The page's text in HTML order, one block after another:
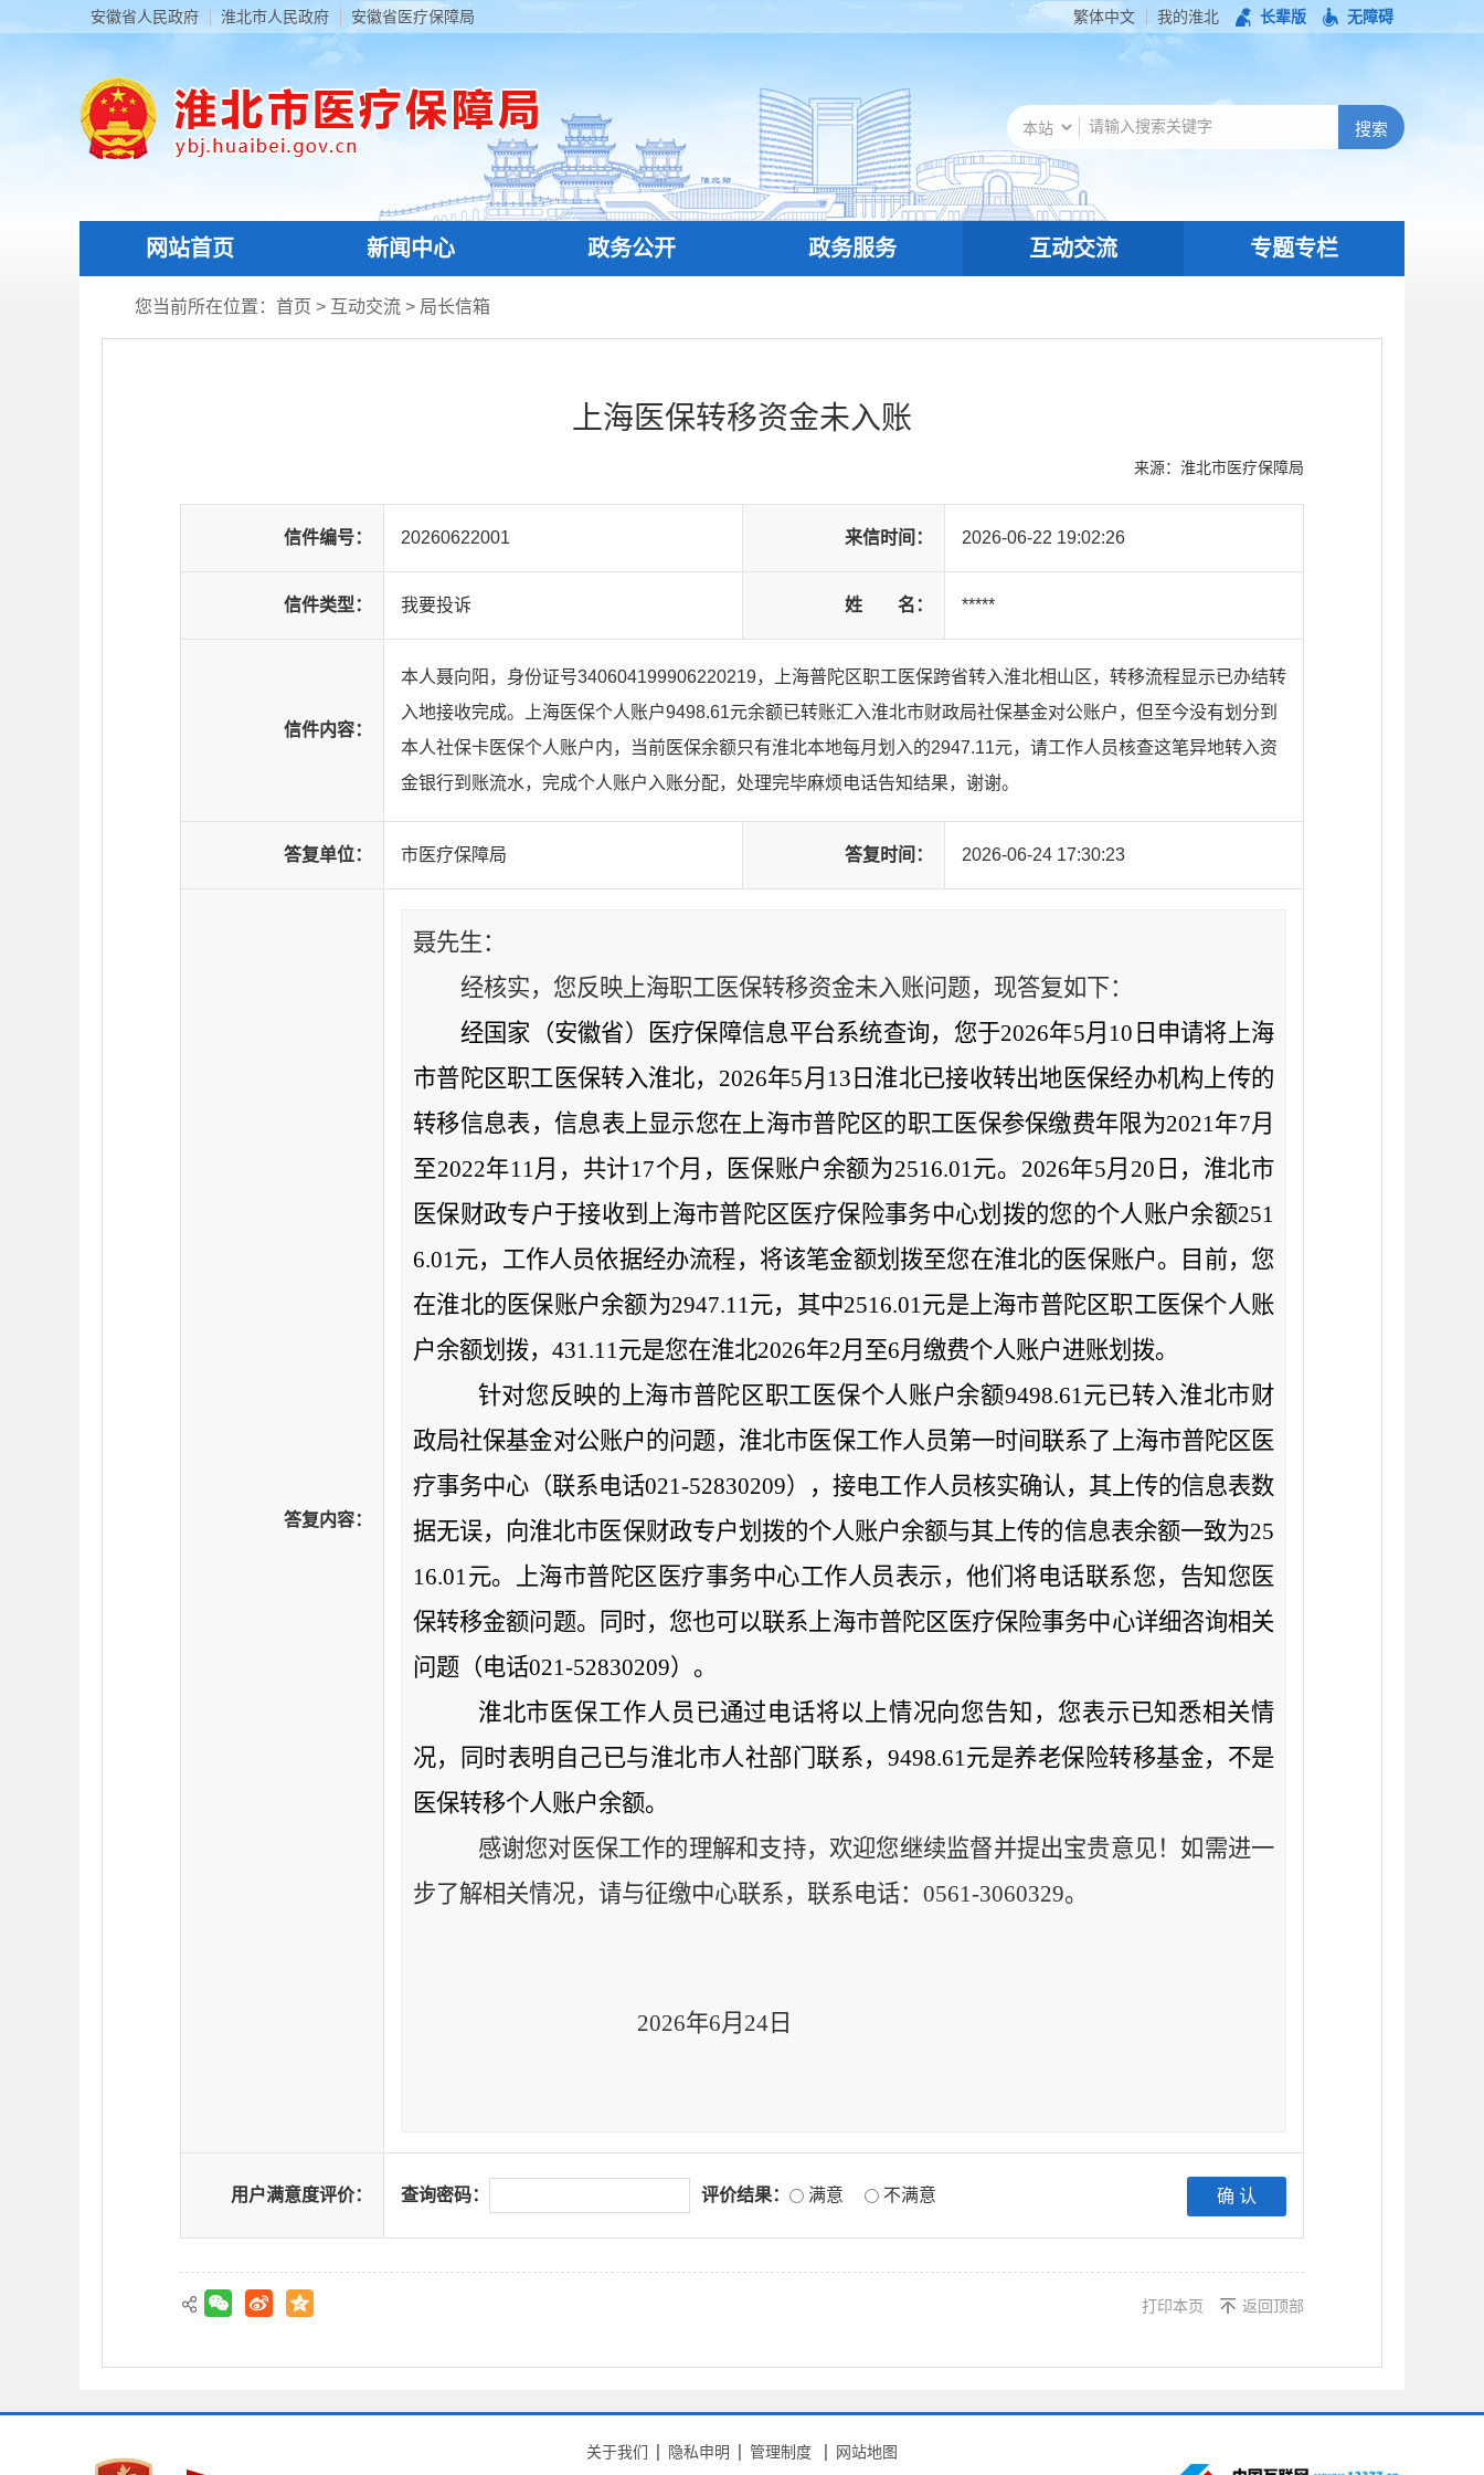
安徽省人民政府 淮北市人民政府 安徽省医疗保障局 繁体中文 我的淮北 长辈版 无障碍
网站首页 新闻中心 政务公开 政务服务 互动交流 专题专栏
您当前所在位置： 首页 > 互动交流 > 局长信箱
上海医保转移资金未入账
来源：淮北市医疗保障局
信件编号： 20260622001 来信时间： 2026-06-22 19:02:26
信件类型： 我要投诉 姓 名： *****
信件内容：
本人聂向阳，身份证号340604199906220219，上海普陀区职工医保跨省转入淮北相山区，转移流程显示已办结转
入地接收完成。上海医保个人账户9498.61元余额已转账汇入淮北市财政局社保基金对公账户，但至今没有划分到
本人社保卡医保个人账户内，当前医保余额只有淮北本地每月划入的2947.11元，请工作人员核查这笔异地转入资
金银行到账流水，完成个人账户入账分配，处理完毕麻烦电话告知结果，谢谢。
答复单位： 市医疗保障局 答复时间： 2026-06-24 17:30:23
答复内容：
聂先生：
经核实，您反映上海职工医保转移资金未入账问题， 现答复如下：
经国家（安徽省）医疗保障信息平台系统查询，您于2026年5月 10 日申请将上海
市普陀区职工医保转入淮北， 2026年5月 13 日淮北已接收转出地医保经办机构上传的
转移信息表，信息表上显示您在上海市普陀区的职工医保参保缴费年限为2021年7月
至2022年11月，共计17个月，医保账户余额为2516.01元。 2026年5月 20 日，淮北市
医保财政专户于接收到上海市普陀区医疗保险事务中心划拨的您的个人账户余额251
6.01元，工作人员依据经办流程，将该笔金额划拨至您在淮北的医保账户。目前，您
在淮北的医保账户余额为2947.11元，其中2516.01元是上海市普陀区职工医保个人账
户余额划拨， 431.11元是您在淮北2026年2月至6月缴费个人账户进账划拨。
针对您反映的上海市普陀区职工医保个人账户余额9498.61元已转入淮北市财
政局社保基金对公账户的问题， 淮北市医保工作人员第一时间联系了上海市普陀区医
疗事务中心（联系电话021-52830209），接电工作人员核实确认，其上传的信息表数
据无误，向淮北市医保财政专户划拨的个人账户余额与其上传的信息表余额一致为25
16.01元。上海市普陀区医疗事务中心工作人员表示，他们将电话联系您，告知您医
保转移金额问题。同时，您也可以联系上海市普陀区医疗保险事务中心详细咨询相关
问题（电话021-52830209）。
淮北市医保工作人员已通过电话将以上情况向您告知，您表示已知悉相关情
况，同时表明自己已与淮北市人社部门联系， 9498.61元是养老保险转移基金，不是
医保转移个人账户余额。
感谢您对医保工作的理解和支持，欢迎您继续监督并提出宝贵意见！如需进一
步了解相关情况，请与征缴中心联系，联系电话： 0561-3060329。
2026年6月 24日
用户满意度评价： 查询密码： 评价结果： 满意 不满意
打印本页 返回顶部
关于我们 隐私申明 管理制度 网站地图